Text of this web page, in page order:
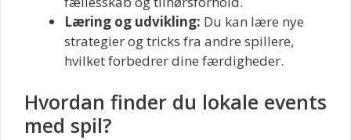
Læring og udvikling: Du kan lære nye
strategier og tricks fra andre spillere,
hvilket forbedrer dine færdigheder.
Hvordan finder du lokale events
med spil?